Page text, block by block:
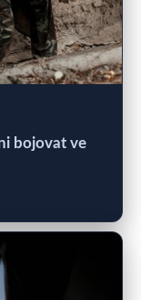
bojovat ve